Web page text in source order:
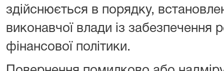
здійснюється в порядку,
виконавчої влади із забезпечення
фінансової політики.